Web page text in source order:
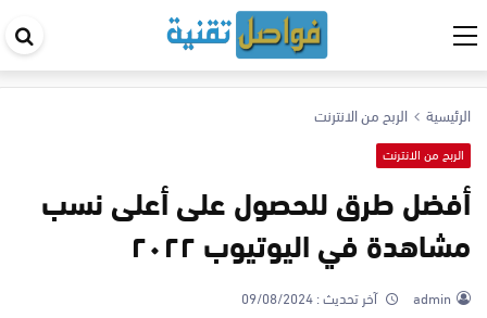
الرئيسية الربح من الانترنت
الربح من الانترنت
أفضل طرق للحصول على أعلى نسب
مشاهدة في اليوتيوب ٢٠٢٢
admin آخر تحديث :09/08/2024